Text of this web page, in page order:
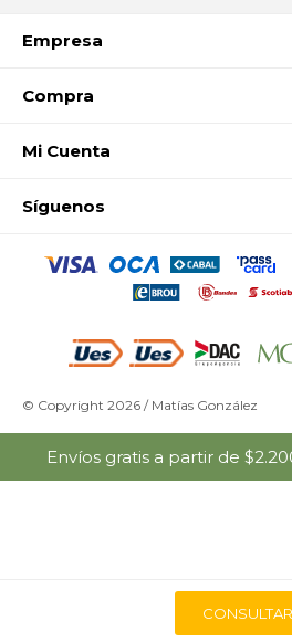
CONSULTAR
Empresa
Compra
Mi Cuenta
Síguenos
© Copyright 2026 / Matías González
Envíos gratis a partir de